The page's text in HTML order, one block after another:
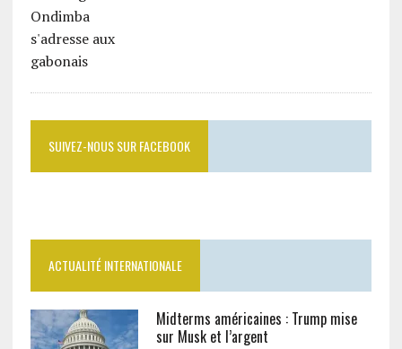
SUIVEZ-NOUS SUR FACEBOOK
ACTUALITÉ INTERNATIONALE
Midterms américaines : Trump mise
sur Musk et l’argent